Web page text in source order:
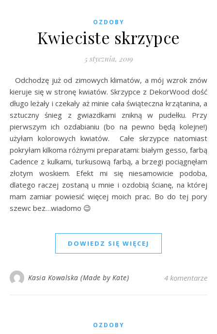
OZDOBY
Kwieciste skrzypce
5 stycznia, 2019
Odchodzę już od zimowych klimatów, a mój wzrok znów
kieruje się w stronę kwiatów. Skrzypce z DekorWood dość
długo leżały i czekały aż minie cała świąteczna krzątanina, a
sztuczny śnieg z gwiazdkami znikną w pudełku. Przy
pierwszym ich ozdabianiu (bo na pewno będą kolejne!)
użyłam kolorowych kwiatów. Całe skrzypce natomiast
pokryłam kilkoma różnymi preparatami: białym gesso, farbą
Cadence z kulkami, turkusową farbą, a brzegi pociągnęłam
złotym woskiem. Efekt mi się niesamowicie podoba,
dlatego raczej zostaną u mnie i ozdobią ścianę, na której
mam zamiar powiesić więcej moich prac. Bo do tej pory
szewc bez…wiadomo 😉
DOWIEDZ SIĘ WIĘCEJ
Kasia Kowalska (Made by Kate) 4 komentarze
OZDOBY